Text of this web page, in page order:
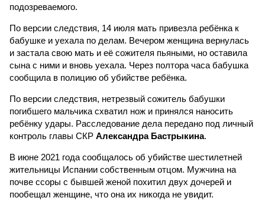
подозреваемого.
По версии следствия, 14 июля мать привезла ребёнка к
бабушке и уехала по делам. Вечером женщина вернулась
и застала свою мать и её сожителя пьяными, но оставила
сына с ними и вновь уехала. Через полтора часа бабушка
сообщила в полицию об убийстве ребёнка.
По версии следствия, нетрезвый сожитель бабушки
погибшего мальчика схватил нож и принялся наносить
ребёнку удары. Расследование дела передано под личный
контроль главы СКР Александра Бастрыкина.
В июне 2021 года сообщалось об убийстве шестилетней
жительницы Испании собственным отцом. Мужчина на
почве ссоры с бывшей женой похитил двух дочерей и
пообещал женщине, что она их никогда не увидит.